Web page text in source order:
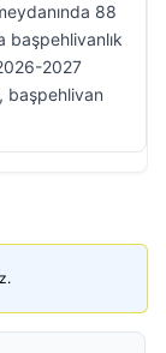
88
başpehlivanlık
2027
başpehlivan